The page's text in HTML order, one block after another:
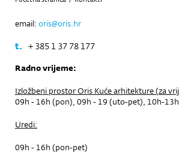
email: oris@oris.hr
t. + 385 1 37 78 177
Radno vrijeme:
Izložbeni prostor Oris Kuće arhitekture (za
09h - 16h (pon), 09h - 19 (uto-pet), 10h-
Uredi:
09h - 16h (pon-pet)